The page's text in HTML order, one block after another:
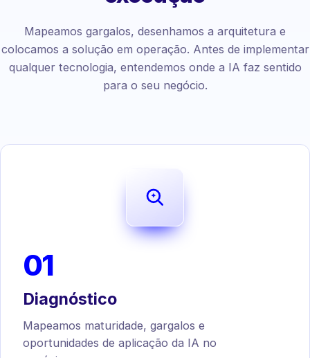
Mapeamos gargalos, desenhamos a arquitetura e
colocamos a solução em operação. Antes de implementar
qualquer tecnologia, entendemos onde a IA faz sentido
para o seu negócio.
01
Diagnóstico
Mapeamos maturidade, gargalos e
oportunidades de aplicação da IA no